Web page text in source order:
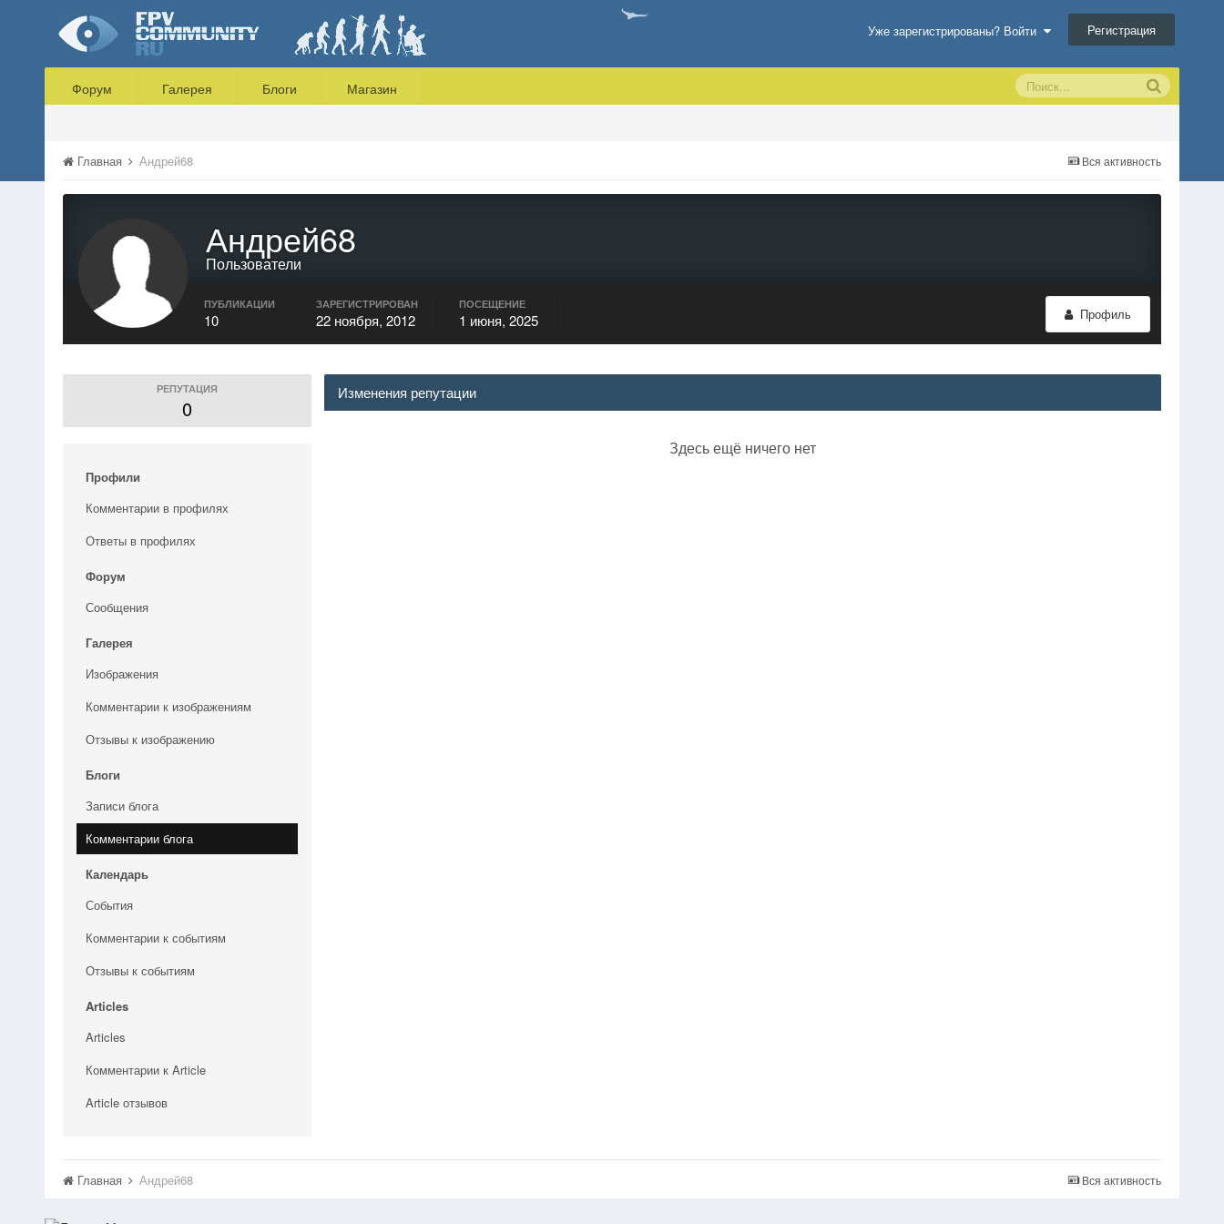
Уже зарегистрированы? Войти Регистрация
Форум Галерея Блоги Магазин
Вся активность
Главная Андрей68
Андрей68
Пользователи
Профиль
ПУБЛИКАЦИИ
10
ЗАРЕГИСТРИРОВАН
22 ноября, 2012
ПОСЕЩЕНИЕ
1 июня, 2025
РЕПУТАЦИЯ
0
Профили
Комментарии в профилях
Ответы в профилях
Форум
Сообщения
Галерея
Изображения
Комментарии к изображениям
Отзывы к изображению
Блоги
Записи блога
Комментарии блога
Календарь
События
Комментарии к событиям
Отзывы к событиям
Articles
Articles
Комментарии к Article
Article отзывов
Изменения репутации
Здесь ещё ничего нет
Вся активность
Главная Андрей68